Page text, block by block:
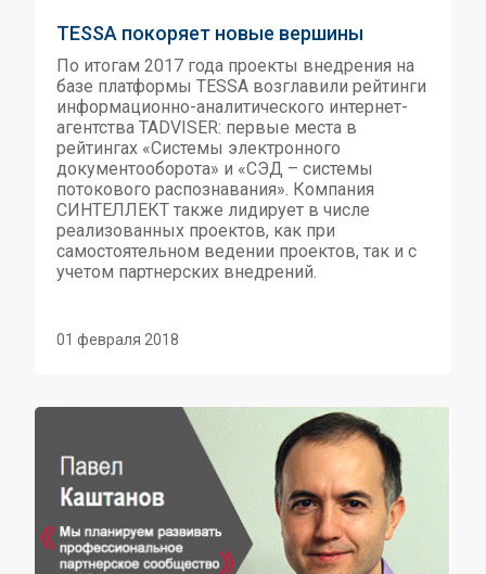
TESSA покоряет новые вершины
По итогам 2017 года проекты внедрения на
базе платформы TESSA возглавили рейтинги
информационно-аналитического интернет-
агентства TADVISER: первые места в
рейтингах «Системы электронного
документооборота» и «СЭД – системы
потокового распознавания». Компания
СИНТЕЛЛЕКТ также лидирует в числе
реализованных проектов, как при
самостоятельном ведении проектов, так и с
учетом партнерских внедрений.
01 февраля 2018